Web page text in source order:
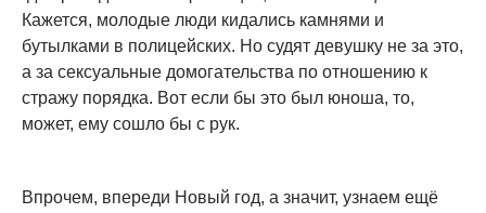
Кажется, молодые люди кидались камнями и
бутылками в полицейских. Но судят девушку не за это,
а за сексуальные домогательства по отношению к
стражу порядка. Вот если бы это был юноша, то,
может, ему сошло бы с рук.
Впрочем, впереди Новый год, а значит, узнаем ещё